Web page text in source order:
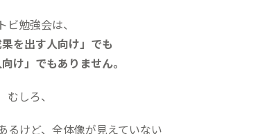
ビ勉強会は、
果を出す人向け」でも
け」でもありません。
むしろ、
るけど、全体像が見えていない